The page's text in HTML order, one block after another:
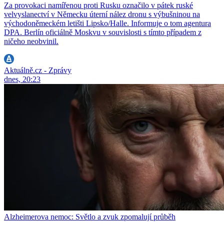
Za provokaci namířenou proti Rusku označilo v pátek ruské
velvyslanectví v Německu úterní nález dronu s výbušninou na
východoněmeckém letišti Lipsko/Halle. Informuje o tom agentura
DPA. Berlín oficiálně Moskvu v souvislosti s tímto případem z
ničeho neobvinil.
Aktuálně.cz - Zprávy
dnes, 20:23
Alzheimerova nemoc: Světlo a zvuk zpomalují průběh